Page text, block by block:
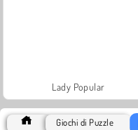
Lady Popular
Giochi di Puzzle